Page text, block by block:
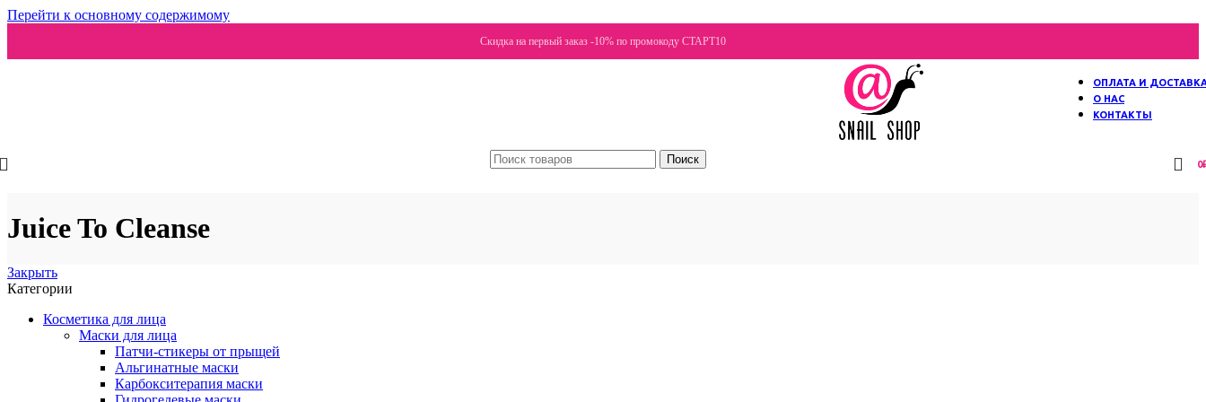
Перейти к основному содержимому
Скидка на первый заказ -10% по промокоду СТАРТ10
ОПЛАТА И
О НАС
КОНТАКТЫ
Поиск 0
Juice To Cleanse
Закрыть
Категории
Косметика для лица
Маски для лица
Патчи-стикеры от прыщей
Альгинатные маски
Карбокситерапия маски